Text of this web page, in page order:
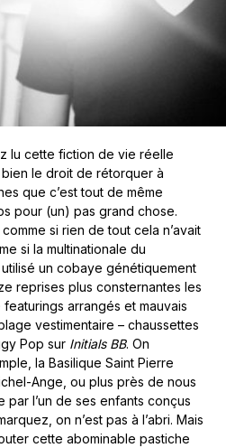
lu cette fiction de vie réelle
le droit de rétorquer à
que c’est tout de même
pour (un) pas grand chose.
si rien de tout cela n’avait
si la multinationale du
un cobaye génétiquement
reprises plus consternantes les
arrangés et mauvais
vestimentaire – chaussettes
Pop sur Initials BB. On
la Basilique Saint Pierre
Ange, ou plus près de nous
l’un de ses enfants conçus
on n’est pas à l’abri. Mais
cette abominable pastiche